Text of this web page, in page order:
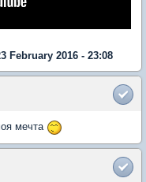
February 2016 - 23:08
мечта